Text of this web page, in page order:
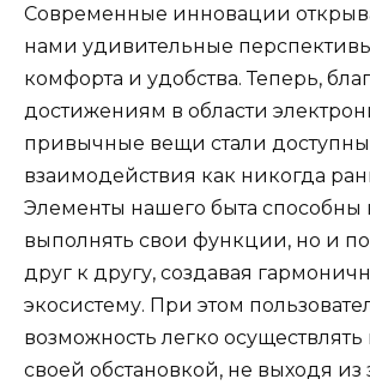
Современные инновации
нами удивительные
комфорта и удобства. Теперь,
достижениям в области
привычные вещи стали
взаимодействия как никогда
Элементы нашего быта способны
выполнять свои функции, но и
друг к другу, создавая
экосистему. При этом
возможность легко осуществлять
своей обстановкой, не выходя из